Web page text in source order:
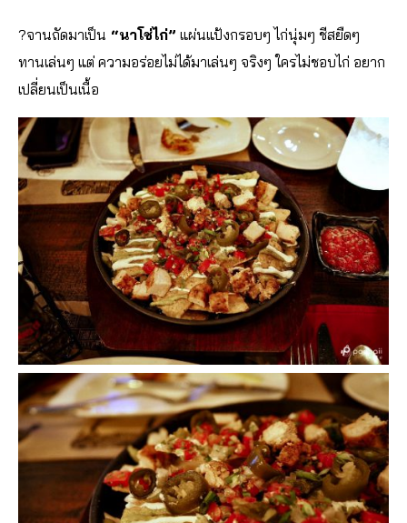
?จานถัดมาเป็น “นาโช่ไก่” แผ่นแป้งกรอบๆ ไก่นุ่มๆ ชีสยืดๆ
ทานเล่นๆ แต่ ความอร่อยไม่ได้มาเล่นๆ จริงๆ ใครไม่ชอบไก่ อยาก
เปลี่ยนเป็นเนื้อ